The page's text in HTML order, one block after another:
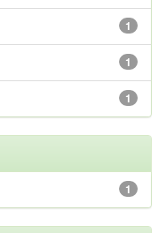
1
1
1
1